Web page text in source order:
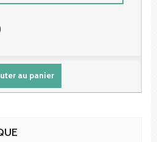
au panier